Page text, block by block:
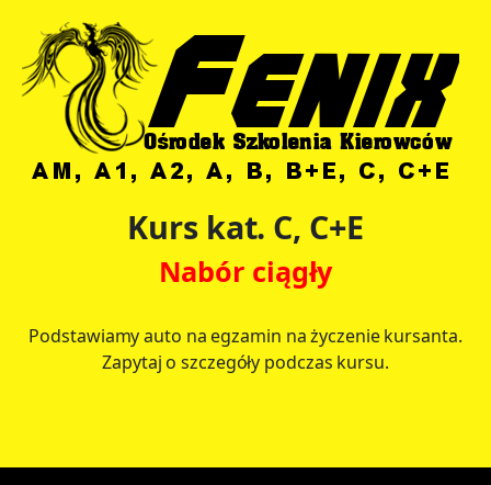
Kurs kat. C, C+E
Nabór ciągły
Podstawiamy auto na egzamin na życzenie kursanta.
Zapytaj o szczegóły podczas kursu.